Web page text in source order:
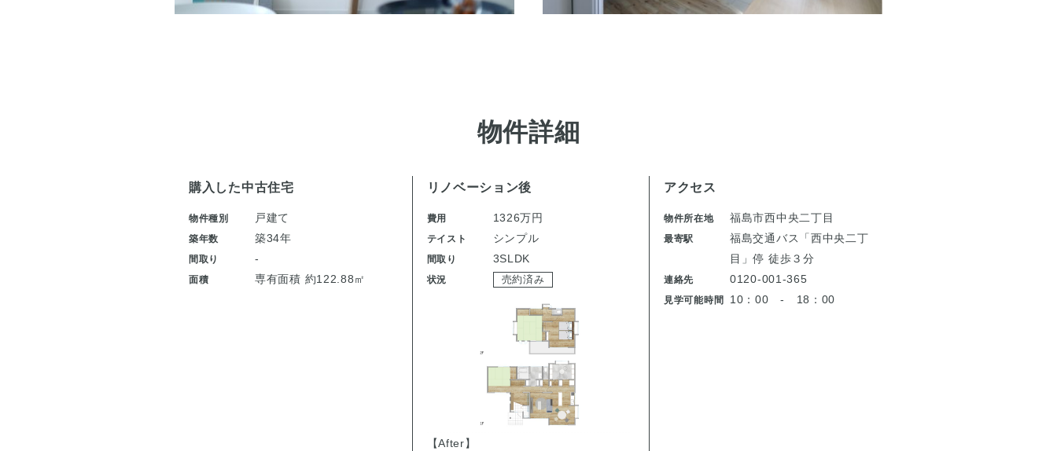
物件詳細
購入した中古住宅
物件種別 戸建て
築年数 築34年
間取り -
面積 専有面積 約122.88㎡
リノベーション後
費用 1326万円
テイスト シンプル
間取り 3SLDK
状況 売約済み
【After】
アクセス
物件所在地 福島市西中央二丁目
最寄駅
福島交通バス「西中央二丁
目」停 徒歩３分
連絡先 0120-001-365
見学可能時間 10：00 - 18：00